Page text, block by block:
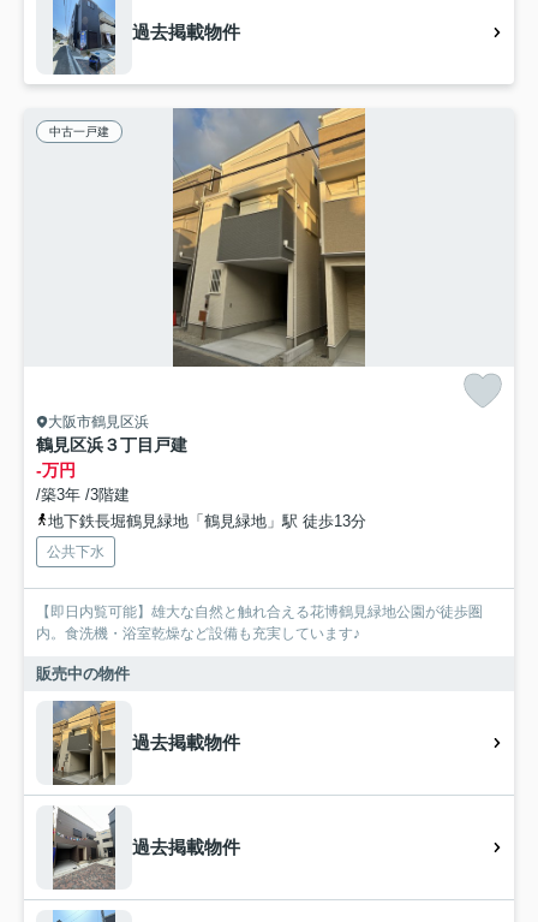
過去掲載物件
中古一戸建
大阪市鶴見区浜
鶴見区浜３丁目戸建
-万円
/築3年 /3階建
地下鉄長堀鶴見緑地「鶴見緑地」駅 徒歩13分
公共下水
【即日内覧可能】雄大な自然と触れ合える花博鶴見緑地公園が徒歩圏
内。食洗機・浴室乾燥など設備も充実しています♪
販売中の物件
過去掲載物件
過去掲載物件